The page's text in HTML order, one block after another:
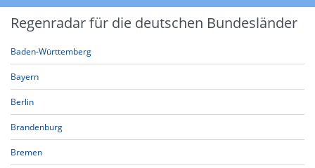
Regenradar für die deutschen Bundesländer
Baden-Württemberg
Bayern
Berlin
Brandenburg
Bremen